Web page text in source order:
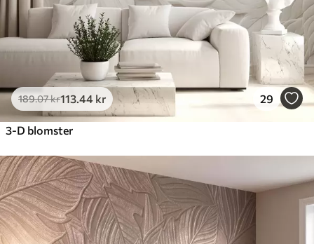
189.07kr113 .44 kr 29
3-D blomster